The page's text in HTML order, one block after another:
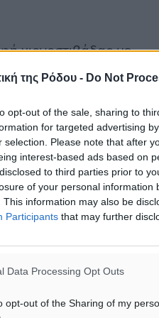
της Ρόδου - Do Not
opt-out of the sale, sharing to
for targeted advertising
selection. Please note that after
interest-based ads based on
to third parties prior to
of your personal information
This information may also be
Participants that may further
Data Processing Opt Outs
opt-out of the Sharing of my
χιονοστιβάδας με
«επιδρομή στην
δήμαρχος Λαρισαίων,
και ο τρόπος
καμία μελέτη.
αυτό στην ουσία
το 2024 στους ΚΑΠ των
θα κληθούν να το
έσοδα.